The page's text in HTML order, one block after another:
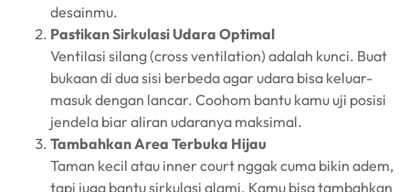
desainmu.
Pastikan Sirkulasi Udara Optimal
Ventilasi silang (cross ventilation) adalah kunci. Buat
bukaan di dua sisi berbeda agar udara bisa keluar-
masuk dengan lancar. Coohom bantu kamu uji posisi
jendela biar aliran udaranya maksimal.
Tambahkan Area Terbuka Hijau
Taman kecil atau inner court nggak cuma bikin adem,
tapi juga bantu sirkulasi alami. Kamu bisa tambahkan